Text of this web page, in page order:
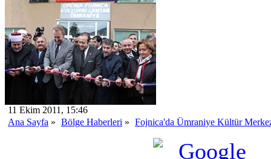
11 Ekim 2011, 15:46
Ana Sayfa » Bölge Haberleri » Fojnica'da Ümraniye Kültür